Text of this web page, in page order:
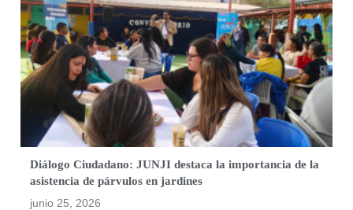
Diálogo Ciudadano: JUNJI destaca la importancia de la
asistencia de párvulos en jardines
junio 25, 2026